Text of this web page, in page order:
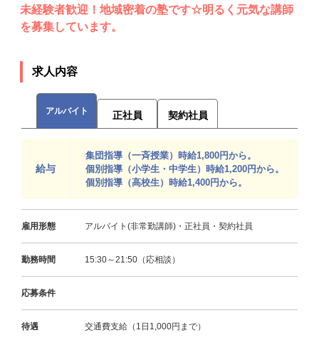
未経験者歓迎！地域密着の塾です☆明るく元気な講師
を募集しています。
求人内容
アルバイト 正社員 契約社員
給与
集団指導（一斉授業）時給1,800円から。
個別指導（小学生・中学生）時給1,200円から。
個別指導（高校生）時給1,400円から。
雇用形態 アルバイト(非常勤講師)・正社員・契約社員
勤務時間 15:30～21:50（応相談）
応募条件
待遇 交通費支給（1日1,000円まで）